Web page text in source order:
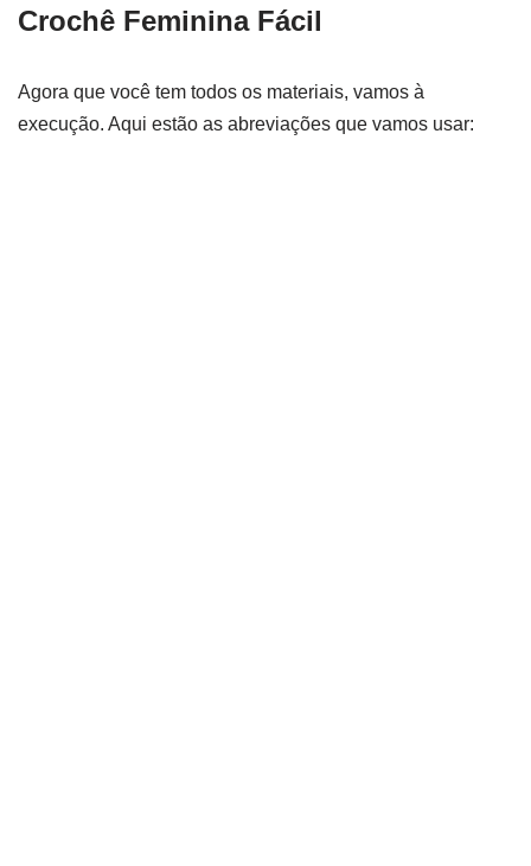
Crochê Feminina Fácil
Agora que você tem todos os materiais, vamos à
execução. Aqui estão as abreviações que vamos usar: